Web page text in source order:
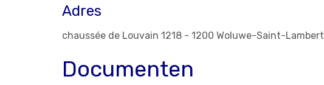
Adres
chaussée de Louvain 1218 - 1200 Woluwe-Saint-Lambert
Documenten